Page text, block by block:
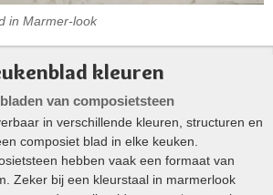
in Marmer-look
kleuren
van composietsteen
in verschillende kleuren, structuren en
composiet blad in elke keuken.
hebben vaak een formaat van
Zeker bij een kleurstaal in marmerlook